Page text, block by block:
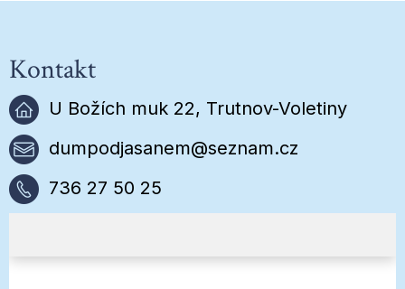
Kontakt
U Božích muk 22, Trutnov-Voletiny
dumpodjasanem@seznam.cz
736 27 50 25